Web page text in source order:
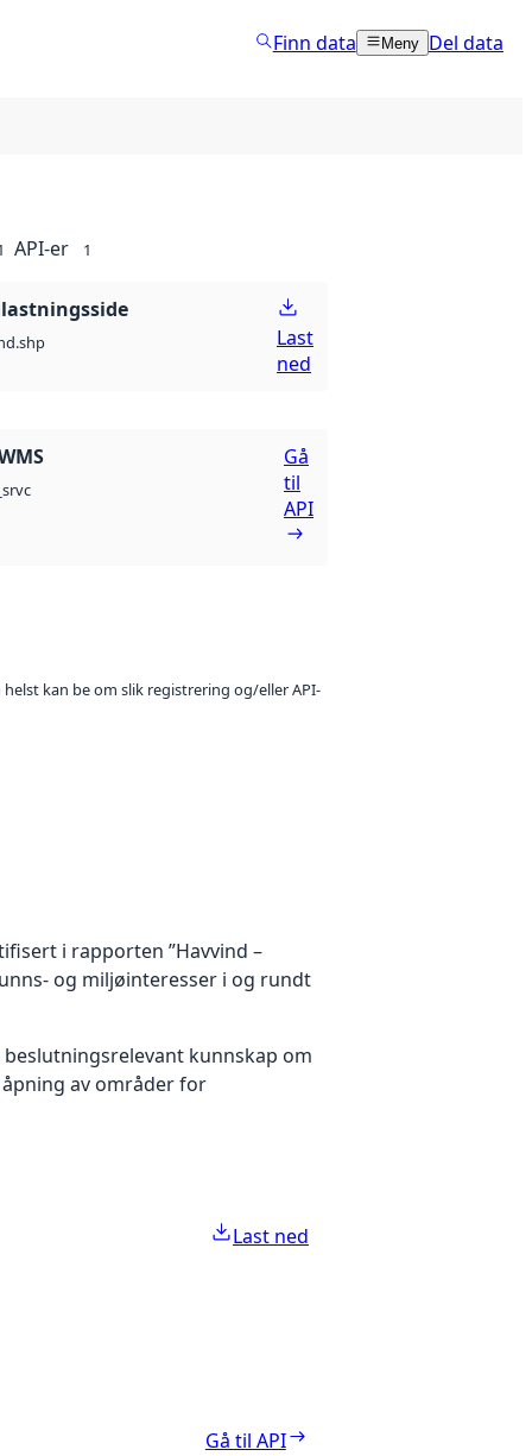
Finn data Meny Del data
API-er 1
Last
ned
Gå
til
API
kan be om slik registrering og/eller API-
i rapporten ”Havvind –
og miljøinteresser i og rundt
kunnskap om
av områder for
Last ned
Gå til API